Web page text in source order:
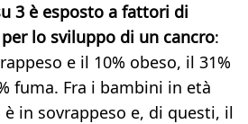
3 è esposto a fattori di
lo sviluppo di un cancro:
e il 10% obeso, il 31%
fuma. Fra i bambini in età
è in sovrappeso e, di questi, il